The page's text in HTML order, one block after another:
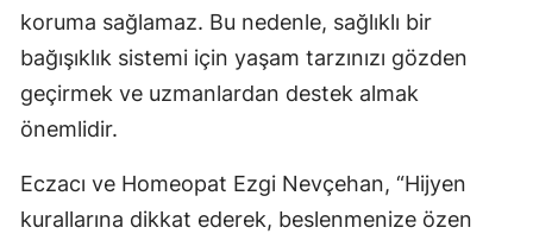
koruma sağlamaz. Bu nedenle, sağlıklı bir
bağışıklık sistemi için yaşam tarzınızı gözden
geçirmek ve uzmanlardan destek almak
önemlidir.
Eczacı ve Homeopat Ezgi Nevçehan, “Hijyen
kurallarına dikkat ederek, beslenmenize özen